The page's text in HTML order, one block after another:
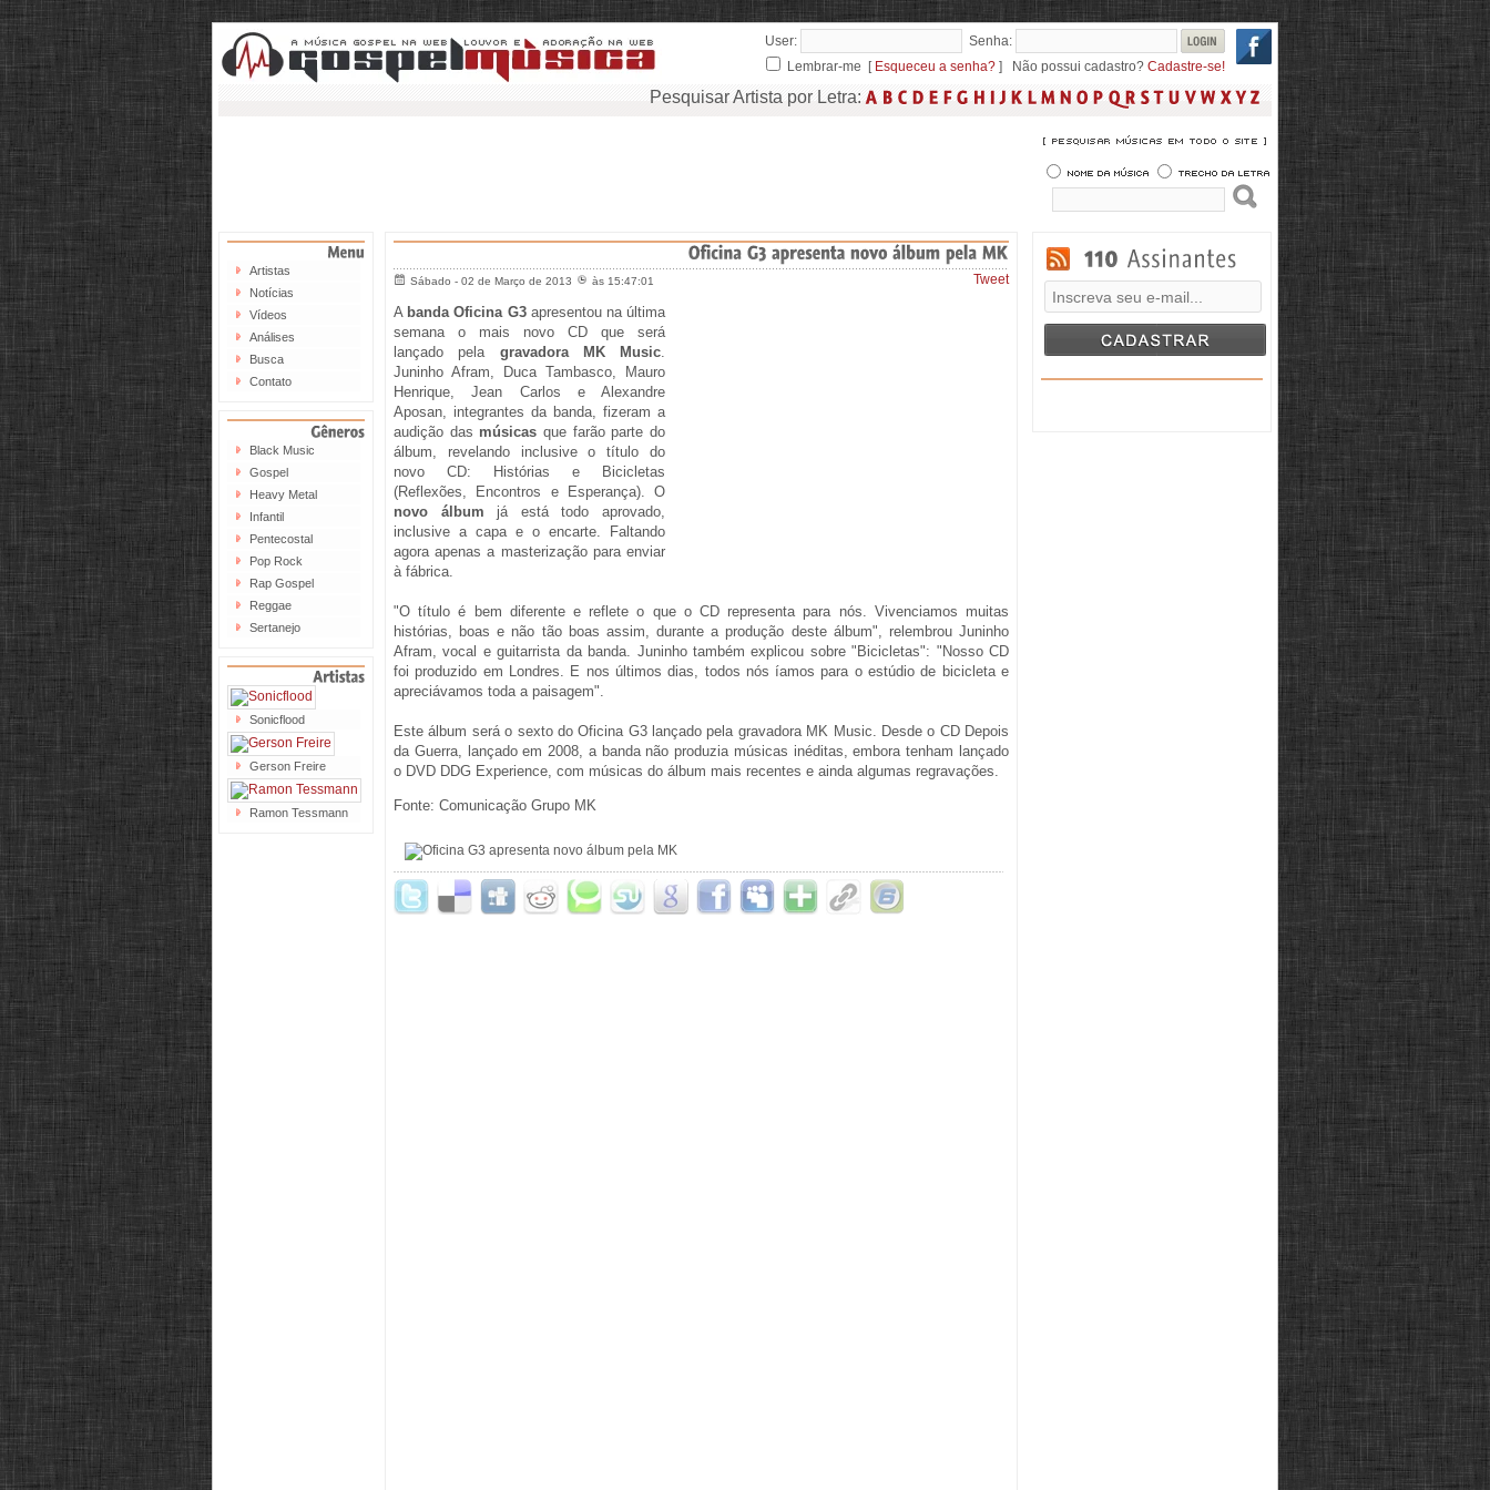
User:
Senha:
Lembrar-me [ Esqueceu a senha? ] Não possui cadastro? Cadastre-se!
Pesquisar Artista por Letra:
Artistas
Notícias
Vídeos
Análises
Busca
Contato
Black Music
Gospel
Heavy Metal
Infantil
Pentecostal
Pop Rock
Rap Gospel
Reggae
Sertanejo
Sonicflood
Gerson Freire
Ramon Tessmann
Sábado - 02 de Março de 2013 às 15:47:01 Tweet
A banda Oficina G3apresentou na última
semana o mais novo CD que será
lançado pela gravadora MK Music.
Juninho Afram, Duca Tambasco, Mauro
Henrique, Jean Carlos e Alexandre
Aposan, integrantes da banda, fizeram a
audição das músicas que farão parte do
álbum, revelando inclusive o título do
novo CD: Histórias e Bicicletas
(Reflexões, Encontros e Esperança). O
novo álbum já está todo aprovado,
inclusive a capa e o encarte. Faltando
agora apenas a masterização para enviar
à fábrica.
"O título é bem diferente e reflete o que o CD representa para nós. Vivenciamos muitas
histórias, boas e não tão boas assim, durante a produção deste álbum", relembrou Juninho
Afram, vocal e guitarrista da banda. Juninho também explicou sobre "Bicicletas": "Nosso CD
foi produzido em Londres. E nos últimos dias, todos nós íamos para o estúdio de bicicleta e
apreciávamos toda a paisagem".
Este álbum será o sexto do Oficina G3 lançado pela gravadora MK Music. Desde o CD Depois
da Guerra, lançado em 2008, a banda não produzia músicas inéditas, embora tenham lançado
o DVD DDG Experience, com músicas do álbum mais recentes e ainda algumas regravações.
Fonte: Comunicação Grupo MK